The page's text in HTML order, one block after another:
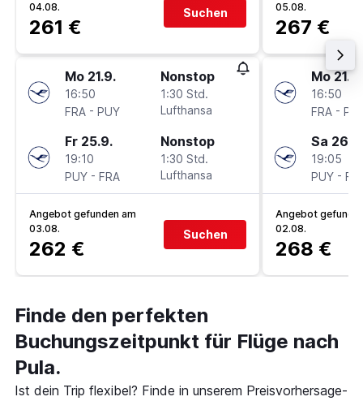
04.08.
261 €
Suchen
Mo 21.9.
16:50
FRA - PUY
Nonstop
1:30 Std.
Lufthansa
Fr 25.9.
19:10
PUY - FRA
Nonstop
1:30 Std.
Lufthansa
Angebot gefunden am
03.08.
262 €
Suchen
05.08.
267 €
Mo 21.9.
16:50
FRA -
Sa 26.9.
19:05
PUY -
Angebot
02.08.
268 €
Finde den perfekten
Buchungszeitpunkt für Flüge nach
Pula.
Ist dein Trip flexibel? Finde in unserem Preisvorhersage-